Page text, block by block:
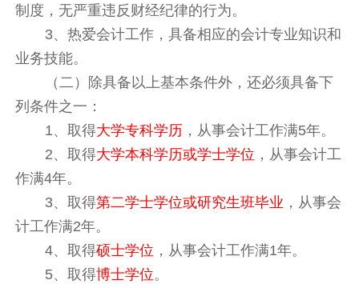
制度，无严重违反财经纪律的行为。
3、热爱会计工作，具备相应的会计专业知识和
业务技能。
（二）除具备以上基本条件外，还必须具备下
列条件之一：
1、取得大学专科学历 ，从事会计工作满5年。
2、取得大学本科学历或学士学位 ，从事会计工
作满4年。
3、取得第二学士学位或研究生班毕业 ，从事会
计工作满2年。
4、取得硕士学位 ，从事会计工作满1年。
5、取得博士学位。